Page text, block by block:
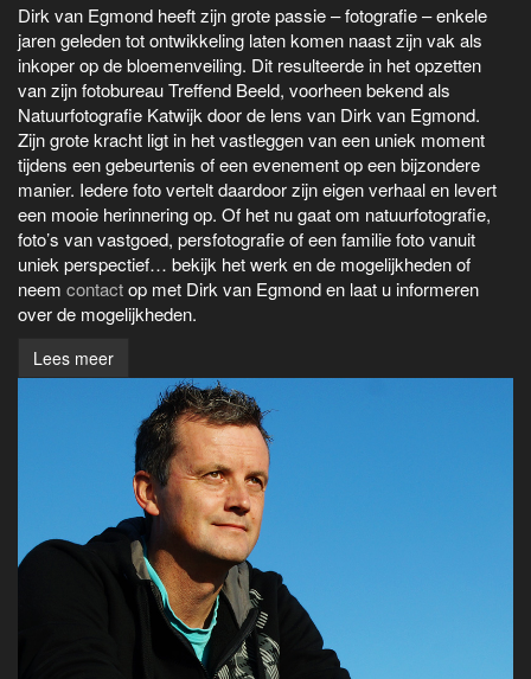
Dirk van Egmond heeft zijn grote passie – fotografie – enkele
jaren geleden tot ontwikkeling laten komen naast zijn vak als
inkoper op de bloemenveiling. Dit resulteerde in het opzetten
van zijn fotobureau Treffend Beeld, voorheen bekend als
Natuurfotografie Katwijk door de lens van Dirk van Egmond.
Zijn grote kracht ligt in het vastleggen van een uniek moment
tijdens een gebeurtenis of een evenement op een bijzondere
manier. Iedere foto vertelt daardoor zijn eigen verhaal en levert
een mooie herinnering op. Of het nu gaat om natuurfotografie,
foto’s van vastgoed, persfotografie of een familie foto vanuit
uniek perspectief… bekijk het werk en de mogelijkheden of
neem contactop met Dirk van Egmond en laat u informeren
over de mogelijkheden.
Lees meer